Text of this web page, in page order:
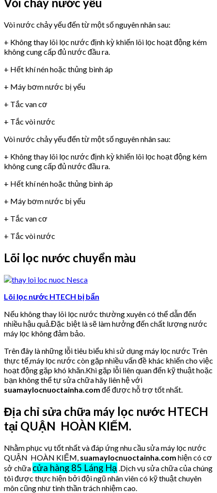
Vòi nước chảy yếu đến từ một số nguyên nhân sau:
+ Không thay lõi lọc nước định kỳ khiến lõi lọc hoạt động kém
không cung cấp đủ nước đầu ra.
+ Hết khí nén hoặc thủng bình áp
+ Máy bơm nước bị yếu
+ Tắc van cơ
+ Tắc vòi nước
Vòi nước chảy yếu đến từ một số nguyên nhân sau:
+ Không thay lõi lọc nước định kỳ khiến lõi lọc hoạt động kém
không cung cấp đủ nước đầu ra.
+ Hết khí nén hoặc thủng bình áp
+ Máy bơm nước bị yếu
+ Tắc van cơ
+ Tắc vòi nước
Lõi lọc nước chuyển màu
Lõi lọc nước HTECH bị bẩn
Nếu không thay lõi lọc nước thường xuyên có thể dẫn đến
nhiều hậu quả.Đặc biệt là sẽ làm hưởng đến chất lượng nước
máy lọc không đảm bảo.
Trên đây là những lỗi tiêu biểu khi sử dụng máy lọc nước Trên
thực tế,máy lọc nước còn gặp nhiều vấn đề khác khiến cho việc
hoạt động gặp khó khăn.Khi gặp lỗi liên quan đến kỹ thuật hoặc
bạn không thể tự sửa chữa hãy liên hệ với
suamaylocnuoctainha.com để được hỗ trợ tốt nhất.
Địa chỉ sửa chữa máy lọc nước HTECH
tại QUẬN HOÀN KIẾM.
Nhằm phục vụ tốt nhất và đáp ứng nhu cầu sửa máy lọc nước
QUẬN HOÀN KIẾM, suamaylocnuoctainha.com hiện có cơ
sở chữa cửa hàng 85 Láng Hạ .Dịch vụ sửa chữa của chúng
tôi được thực hiện bởi đội ngũ nhân viên có kỹ thuật chuyên
môn cũng như tinh thần trách nhiệm cao.